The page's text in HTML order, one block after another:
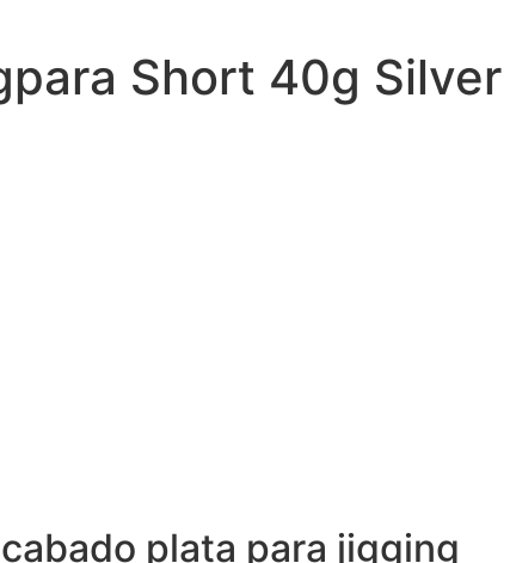
Short 40g Silver
plata para jigging